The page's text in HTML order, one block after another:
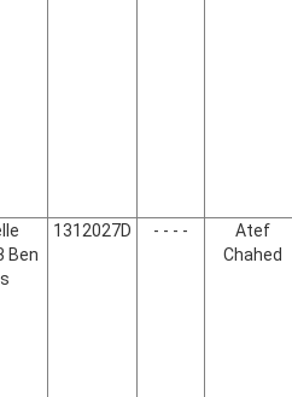
Ben
1312027D - - - -
Atef
Chahed